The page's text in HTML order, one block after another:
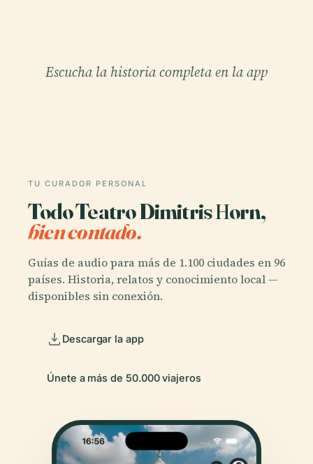
Escucha la historia completa en la app
TU CURADOR PERSONAL
Todo Teatro Dimitris Ηorn,
bien contado.
Guías de audio para más de 1.100 ciudades en 96
países. Historia, relatos y conocimiento local —
disponibles sin conexión.
Descargar la app
Únete a más de 50.000 viajeros